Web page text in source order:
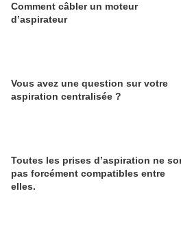
Comment câbler un moteur
d’aspirateur
Vous avez une question sur votre
aspiration centralisée ?
Toutes les prises d’aspiration ne
pas forcément compatibles entre
elles.